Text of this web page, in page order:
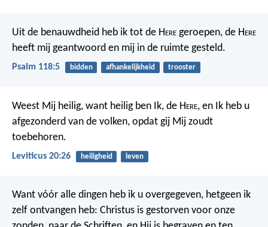
Uit de benauwdheid heb ik tot de Here geroepen, de Here
heeft mij geantwoord en mij in de ruimte gesteld.
Psalm 118:5 bidden afhankelijkheid trooster
Weest Mij heilig, want heilig ben Ik, de Here, en Ik heb u
afgezonderd van de volken, opdat gij Mij zoudt
toebehoren.
Leviticus 20:26 heiligheid leven
Want vóór alle dingen heb ik u overgegeven, hetgeen ik
zelf ontvangen heb: Christus is gestorven voor onze